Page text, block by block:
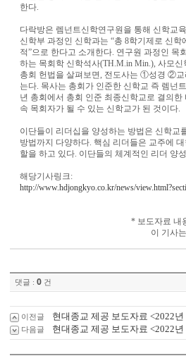
한다.
다락방은 렘넌트신학연구원을 통해 신학교
신학부 과정인 신학과는 “총 8학기제로 신학
적”으로 한다고 소개한다. 연구원 과정인 목
하는 목회학 신학석사(TH.M.in Min.), 사모신
총회 헌법을 살펴보면, 전도사는 ①성경 ②
는다. 목사는 총회가 인준한 신학교 즉 렘넌
년 총회에서 총회 인준 최종신학교로 결의한
속 목회자가 될 수 있는 신학교가 된 것이다.
이단들이 리더십을 양성하는 방법은 신학교
방법까지 다양하다. 핵심 리더들은 교주에
할을 하고 있다. 이단들의 체계적인 리더 양
해당기사링크:
http://www.hdjongkyo.co.kr/news/
* 보도자료 내
이 기사는
댓글 : 0 건
이전글 현대종교 제공 보도자료 <2022
다음글 현대종교 제공 보도자료 <2022년